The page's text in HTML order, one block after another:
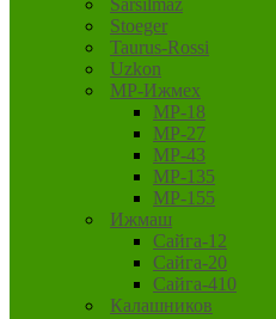
Sarsilmaz
Stoeger
Taurus-Rossi
Uzkon
MP-Ижмех
MP-18
MP-27
MP-43
MP-135
MP-155
Ижмаш
Сайга-12
Сайга-20
Сайга-410
Калашников